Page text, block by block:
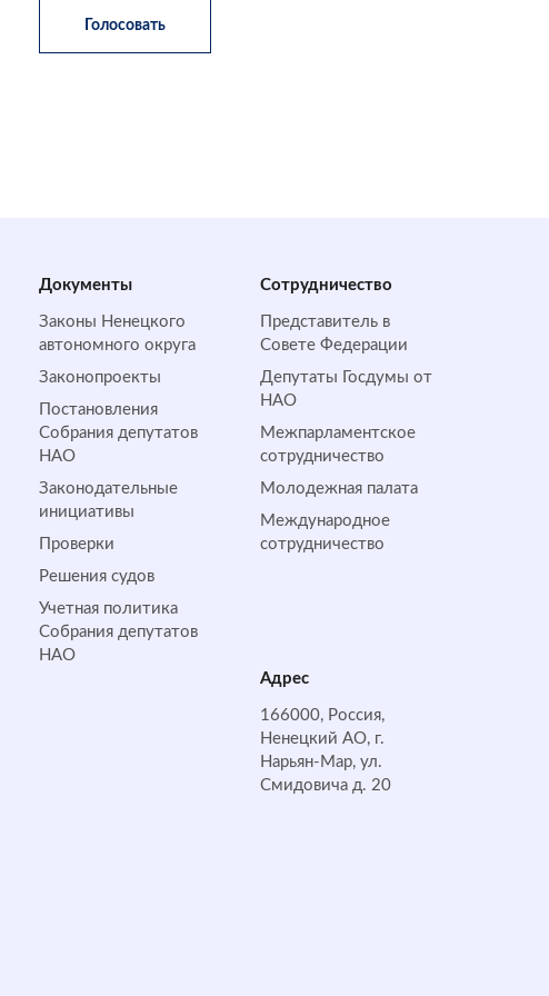
Документы
Законы Ненецкого
автономного округа
Законопроекты
Постановления
Собрания депутатов
НАО
Законодательные
инициативы
Проверки
Решения судов
Учетная политика
Собрания депутатов
НАО
Сотрудничество
Представитель в
Совете Федерации
Депутаты Госдумы от
НАО
Межпарламентское
сотрудничество
Молодежная палата
Международное
сотрудничество
Адрес
166000, Россия,
Ненецкий АО, г.
Нарьян-Мар, ул.
Смидовича д. 20